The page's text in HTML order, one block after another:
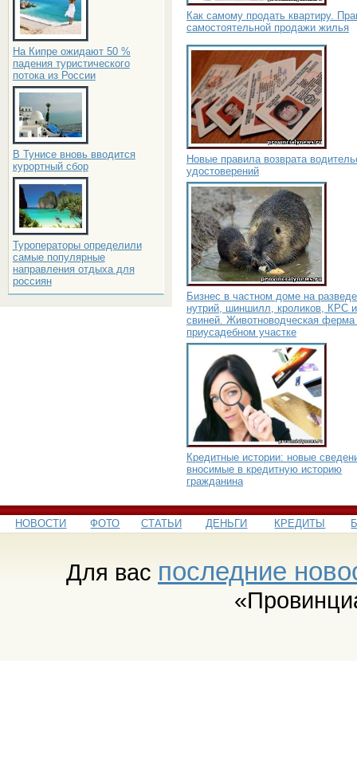
На Кипре ожидают 50 %
падения туристического
потока из России
В Тунисе вновь вводится
курортный сбор
Туроператоры определили
самые популярные
направления отдыха для
россиян
Как самому продать квартиру.
самостоятельной продажи жилья
Новые правила возврата
удостоверений
Бизнес в частном доме на
нутрий, шиншилл, кроликов, КРС и
свиней. Животноводческая ферма
приусадебном участке
Кредитные истории: новые
вносимые в кредитную историю
гражданина
НОВОСТИ ФОТО СТАТЬИ ДЕНЬГИ КРЕДИТЫ
Для вас последние